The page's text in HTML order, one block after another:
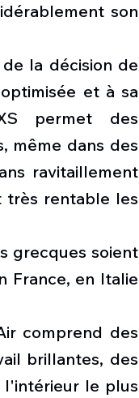
son
la décision de
et à sa
permet des
même dans des
ravitaillement
très rentable les
grecques soient
France, en Italie
comprend des
brillantes, des
l'intérieur le plus